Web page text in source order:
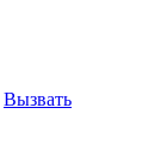
Вызвать